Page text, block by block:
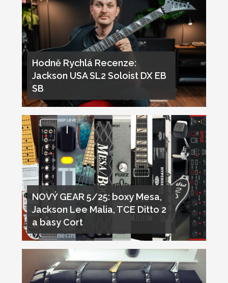
Hodně Rychlá Recenze:
Jackson USA SL2 Soloist DX EB
SB
NOVÝ GEAR 5/25: boxy Mesa,
Jackson Lee Malia, TCE Ditto 2
a basy Cort